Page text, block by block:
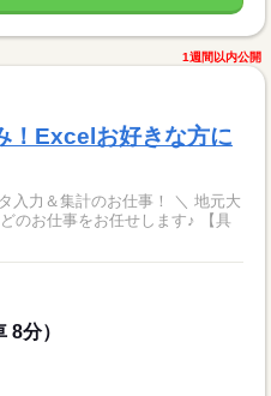
1週間以内公開
！Excelお好きな方に
集計のお仕事！ ＼ 地元大
お仕事をお任せします♪ 【具
分）